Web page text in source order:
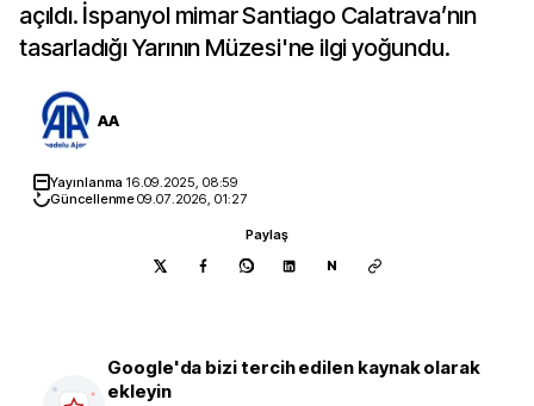
açıldı. İspanyol mimar Santiago Calatrava’nın
tasarladığı Yarının Müzesi'ne ilgi yoğundu.
AA
Yayınlanma 16.09.2025, 08:59
Güncellenme09.07.2026, 01:27
Paylaş
N
Google'da bizi tercih edilen kaynak olarak
ekleyin